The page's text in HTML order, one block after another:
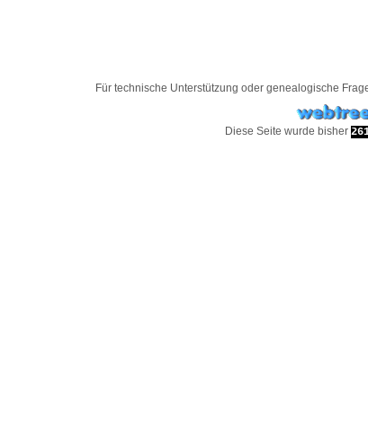
Für technische Unterstützung oder genealogische
Diese Seite wurde bisher